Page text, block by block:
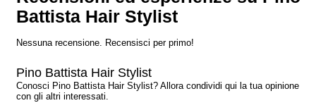
Battista Hair Stylist
Nessuna recensione. Recensisci per primo!
Pino Battista Hair Stylist
Conosci Pino Battista Hair Stylist? Allora condividi qui la tua opinione
con gli altri interessati.